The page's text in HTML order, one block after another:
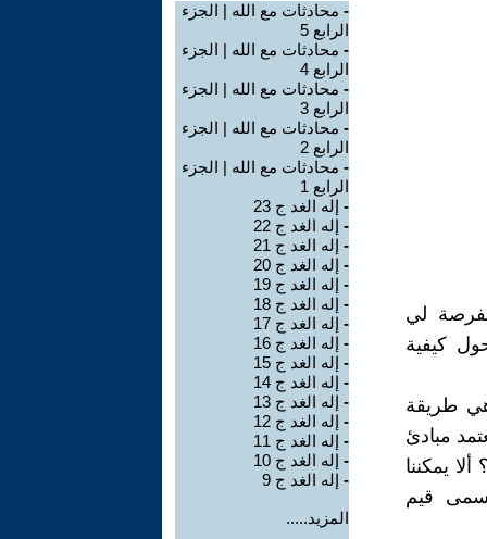
لي
كيفية
طريقة
مبادئ
يمكننا
قيم
- محادثات مع الله | الجزء
الرابع 5
- محادثات مع الله | الجزء
الرابع 4
- محادثات مع الله | الجزء
الرابع 3
- محادثات مع الله | الجزء
الرابع 2
- محادثات مع الله | الجزء
الرابع 1
- إله الغد ج 23
- إله الغد ج 22
- إله الغد ج 21
- إله الغد ج 20
- إله الغد ج 19
- إله الغد ج 18
- إله الغد ج 17
- إله الغد ج 16
- إله الغد ج 15
- إله الغد ج 14
- إله الغد ج 13
- إله الغد ج 12
- إله الغد ج 11
- إله الغد ج 10
- إله الغد ج 9
المزيد.....